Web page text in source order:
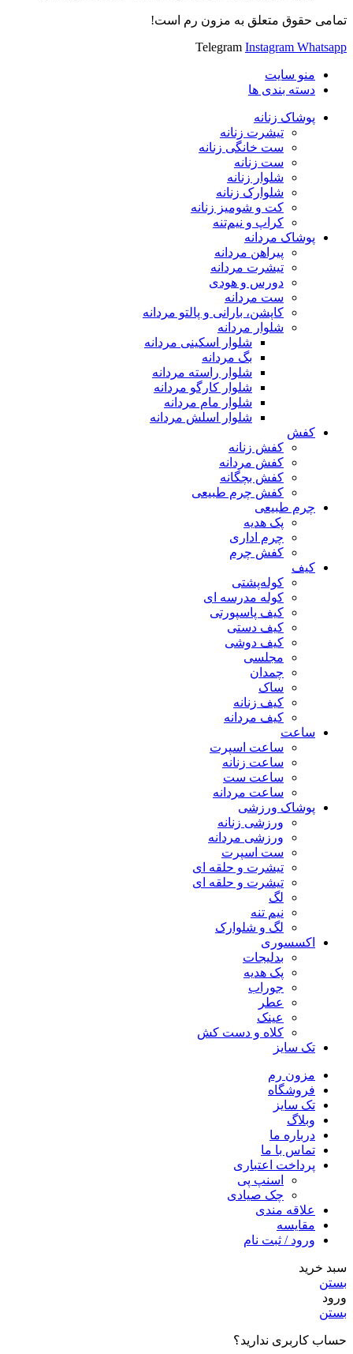
تمامی حقوق متعلق به مزون رم است!
Telegram Instagram Whatsapp
منو سایت
دسته بندی ها
پوشاک زنانه
تیشرت زنانه
ست خانگی زنانه
ست زنانه
شلوار زنانه
شلوارک زنانه
کت و شومیز زنانه
کراپ و نیم‌تنه
پوشاک مردانه
پیراهن مردانه
تیشرت مردانه
دورس و هودی
ست مردانه
کاپشن، بارانی و پالتو مردانه
شلوار مردانه
شلوار اسکینی مردانه
بگ مردانه
شلوار راسته مردانه
شلوار کارگو مردانه
شلوار مام مردانه
شلوار اسلش مردانه
کفش
کفش زنانه
کفش مردانه
کفش بچگانه
کفش چرم طبیعی
چرم طبیعی
پک هدیه
چرم اداری
کفش چرم
کیف
کوله‌پشتی
کوله مدرسه ای
کیف پاسپورتی
کیف دستی
کیف دوشی
مجلسی
چمدان
ساک
کیف زنانه
کیف مردانه
ساعت
ساعت اسپرت
ساعت زنانه
ساعت ست
ساعت مردانه
پوشاک ورزشی
ورزشی زنانه
ورزشی مردانه
ست اسپرت
تیشرت و حلقه ای
تیشرت و حلقه ای
لگ
نیم تنه
لگ و شلوارک
اکسسوری
بدلیجات
پک هدیه
جوراب
عطر
عینک
کلاه و دست کش
تک سایز
مزون رم
فروشگاه
تک سایز
وبلاگ
درباره ما
تماس با ما
پرداخت اعتباری
اسنپ پی
چک صیادی
علاقه مندی
مقايسه
ورود / ثبت نام
سبد خرید
بستن
ورود
بستن
حساب کاربری ندارید؟